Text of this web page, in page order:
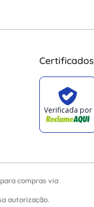
Certificados
compras via
autorização.